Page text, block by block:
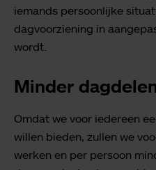
iemands persoonlijke
dagvoorziening in
wordt.
Minder
Omdat we voor iedereen
willen bieden, zullen we
werken en per persoon